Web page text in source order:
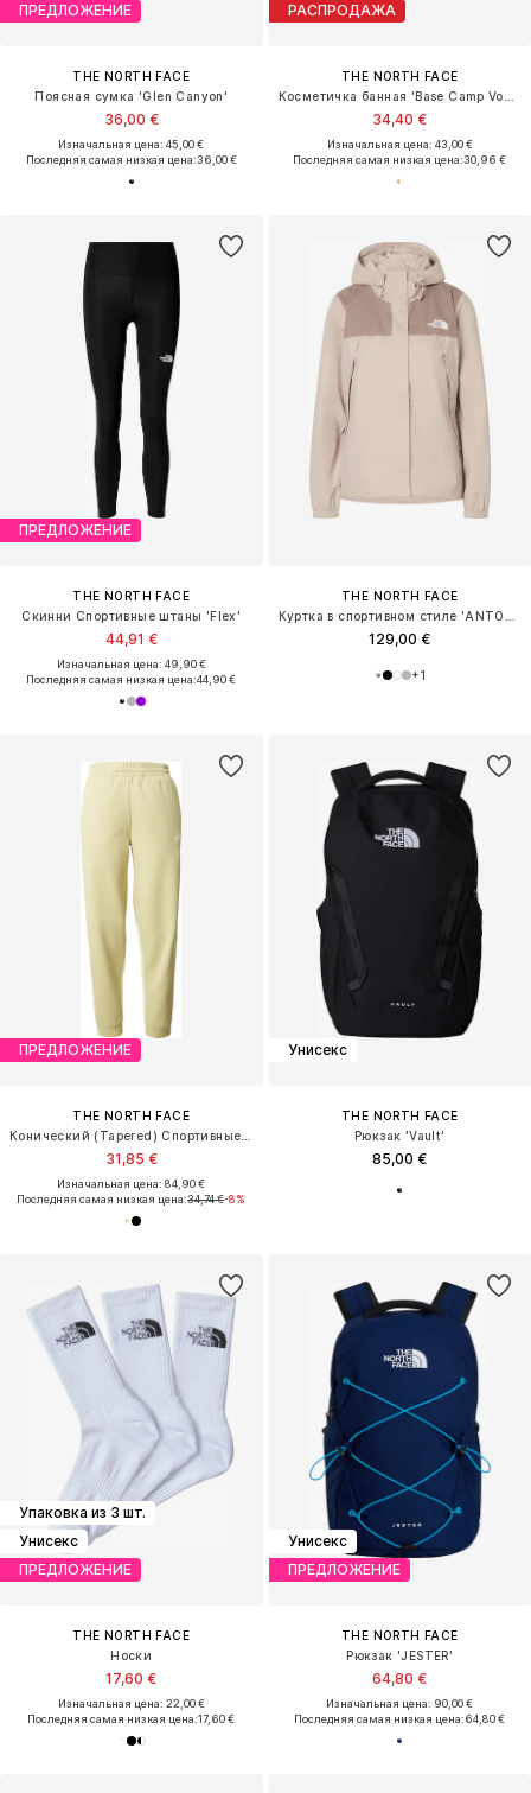
ПРЕДЛОЖЕНИЕ
THE NORTH FACE
Поясная сумка 'Glen Canyon'
36,00 €
Изначальная цена: 45,00 €
Последняя самая низкая цена:36,00 €
РАСПРОДАЖА
THE NORTH FACE
34,40 €
Изначальная цена: 43,00 €
Последняя самая низкая цена:30,96 €
ПРЕДЛОЖЕНИЕ
THE NORTH FACE
Скинни Спортивные штаны 'Flex'
44,91 €
Изначальная цена: 49,90 €
Последняя самая низкая цена:44,90 €
THE NORTH FACE
129,00 €
+1
ПРЕДЛОЖЕНИЕ
THE NORTH FACE
31,85 €
Изначальная цена: 84,90 €
Последняя самая низкая цена:34,74 €-8%
Унисекс
THE NORTH FACE
Рюкзак 'Vault'
85,00 €
Упаковка из 3 шт.
Унисекс
ПРЕДЛОЖЕНИЕ
THE NORTH FACE
Носки
17,60 €
Изначальная цена: 22,00 €
Последняя самая низкая цена:17,60 €
Унисекс
ПРЕДЛОЖЕНИЕ
THE NORTH FACE
Рюкзак 'JESTER'
64,80 €
Изначальная цена: 90,00 €
Последняя самая низкая цена:64,80 €